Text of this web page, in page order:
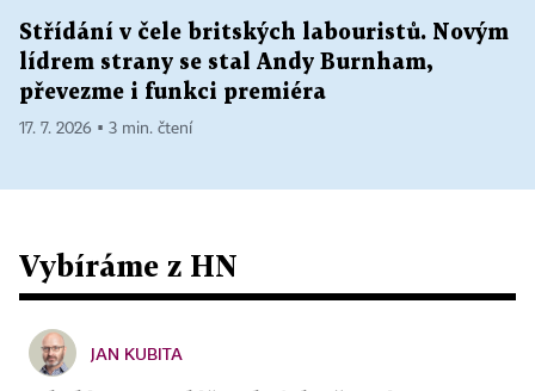
Střídání v čele britských labouristů. Novým
lídrem strany se stal Andy Burnham,
převezme i funkci premiéra
17. 7. 2026 ▪ 3 min. čtení
Vybíráme z HN
JAN KUBITA